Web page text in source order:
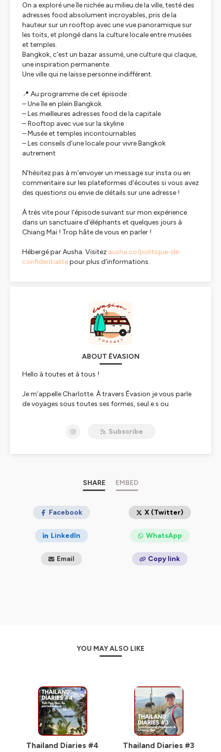
On a exploré une île nichée au milieu de la ville, testé des
adresses food absolument incroyables, pris de la
hauteur sur un rooftop avec une vue panoramique sur
les toits, et plongé dans la culture locale entre musées
et temples.
Bangkok, c'est un bazar assumé, une culture qui claque,
une inspiration permanente.
Une ville qui ne laisse personne indifférent.
📍 Au programme de cet épisode :
– Une île en plein Bangkok
– Les meilleures adresses food de la capitale
– Rooftop avec vue sur la skyline
– Musée et temples incontournables
– Les conseils d'une locale pour vivre Bangkok
autrement
N'hésitez pas à m'envoyer un message sur insta ou en
commentaire sur les plateformes d'écoutes si vous avez
des questions ou envie de détails sur une adresse !
À très vite pour l'épisode suivant sur mon expérience
dans un sanctuaire d'éléphants et quelques jours à
Chiang Mai ! Trop hâte de vous en parler !
Hébergé par Ausha. Visitez ausha.co/politique-de-
confidentialitepour plus d'informations.
ABOUT ÉVASION
Hello à toutes et à tous !
Je m’appelle Charlotte. À travers Évasion je vous parle
de voyages sous toutes ses formes, seul.e.s ou
un point commun, ils ont changé des vies.
Je pars à la rencontre d’une ou d’un invité pour parler de
son évasion à travers le monde qui l’a aidé à devenir la
confidentialite
pour plus d'informations.
Subscribe
SHARE EMBED
Facebook X (Twitter)
LinkedIn WhatsApp
Email Copy link
YOU MAY ALSO LIKE
Thailand Diaries #4
Thailand Diaries #3